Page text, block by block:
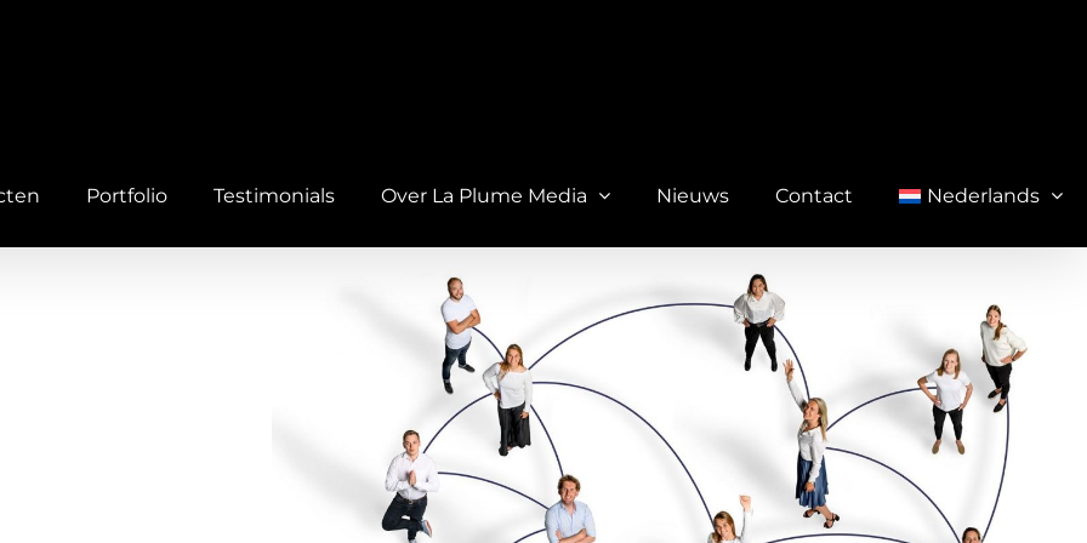
Portfolio Testimonials Over La Plume Media Nieuws Contact Nederlands